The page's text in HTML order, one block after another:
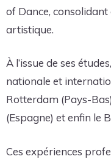
of Dance,
artistique.
À l’issue de ses
nationale et
Rotterdam (Pays-
(Espagne) et enfin le
Ces expériences